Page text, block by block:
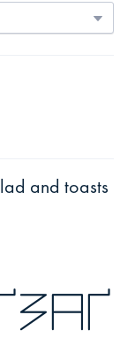
and toasts